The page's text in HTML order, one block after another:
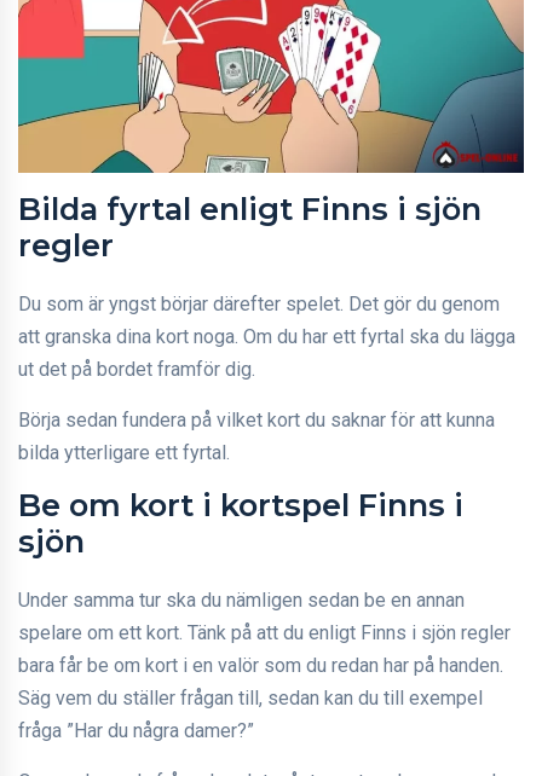
Bilda fyrtal enligt Finns i sjön
regler
Du som är yngst börjar därefter spelet. Det gör du genom
att granska dina kort noga. Om du har ett fyrtal ska du lägga
ut det på bordet framför dig.
Börja sedan fundera på vilket kort du saknar för att kunna
bilda ytterligare ett fyrtal.
Be om kort i kortspel Finns i
sjön
Under samma tur ska du nämligen sedan be en annan
spelare om ett kort. Tänk på att du enligt Finns i sjön regler
bara får be om kort i en valör som du redan har på handen.
Säg vem du ställer frågan till, sedan kan du till exempel
fråga ”Har du några damer?”